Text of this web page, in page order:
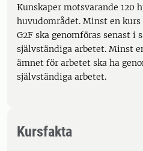
Kunskaper motsvarande 120
huvudområdet. Minst en
G2F ska genomföras senast i
självständiga arbetet. Minst
ämnet för arbetet ska ha
självständiga arbetet.
Kursfakta